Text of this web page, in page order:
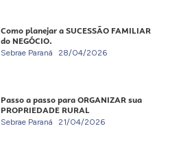
Como planejar a SUCESSÃO FAMILIAR
do NEGÓCIO.
Sebrae Paraná 28/04/2026
Passo a passo para ORGANIZAR sua
PROPRIEDADE RURAL
Sebrae Paraná 21/04/2026